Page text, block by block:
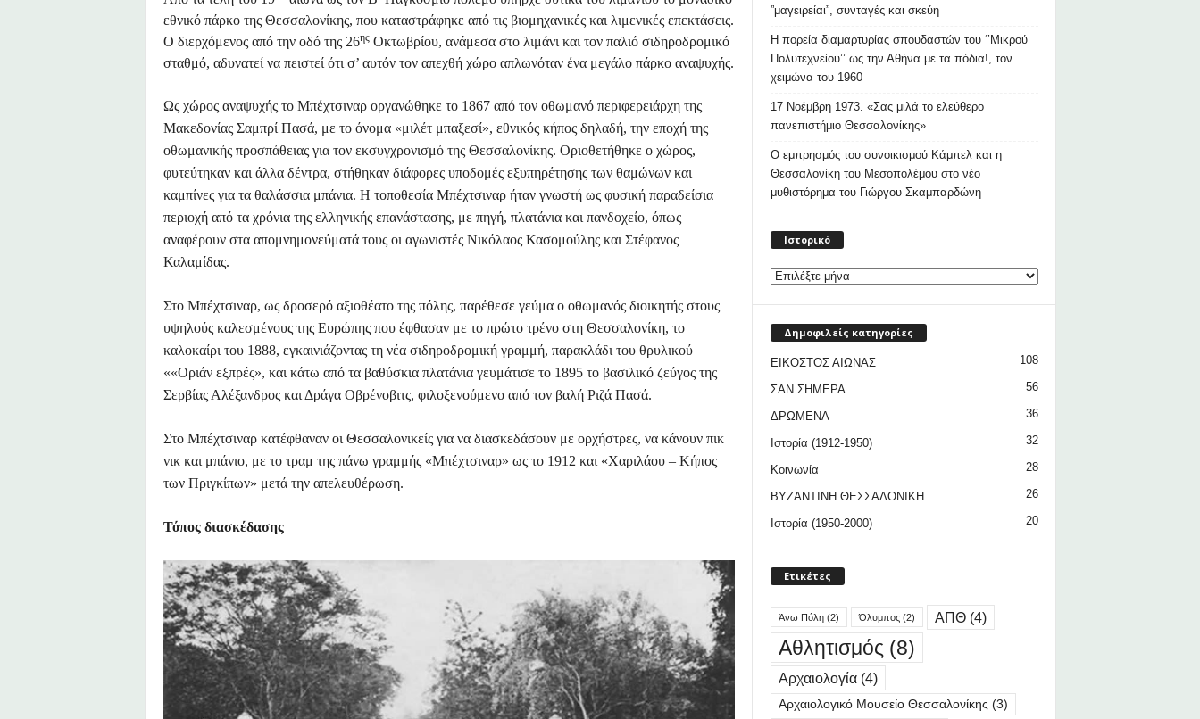
εθνικό πάρκο της Θεσσαλονίκης, που καταστράφηκε από τις βιομηχανικές και λιμενικές επεκτάσεις.
Ο διερχόμενος από την οδό της 26ηςΟκτωβρίου, ανάμεσα στο λιμάνι και τον παλιό σιδηροδρομικό
σταθμό, αδυνατεί να πειστεί ότι σ’ αυτόν τον απεχθή χώρο απλωνόταν ένα μεγάλο πάρκο αναψυχής.
Ως χώρος αναψυχής το Μπέχτσιναρ οργανώθηκε το 1867 από τον οθωμανό περιφερειάρχη της
Μακεδονίας Σαμπρί Πασά, με το όνομα «μιλέτ μπαξεσί», εθνικός κήπος δηλαδή, την εποχή της
οθωμανικής προσπάθειας για τον εκσυγχρονισμό της Θεσσαλονίκης. Οριοθετήθηκε ο χώρος,
φυτεύτηκαν και άλλα δέντρα, στήθηκαν διάφορες υποδομές εξυπηρέτησης των θαμώνων και
καμπίνες για τα θαλάσσια μπάνια. Η τοποθεσία Μπέχτσιναρ ήταν γνωστή ως φυσική παραδείσια
περιοχή από τα χρόνια της ελληνικής επανάστασης, με πηγή, πλατάνια και πανδοχείο, όπως
αναφέρουν στα απομνημονεύματά τους οι αγωνιστές Νικόλαος Κασομούλης και Στέφανος
Καλαμίδας.
Στο Μπέχτσιναρ, ως δροσερό αξιοθέατο της πόλης, παρέθεσε γεύμα ο οθωμανός διοικητής στους
υψηλούς καλεσμένους της Ευρώπης που έφθασαν με το πρώτο τρένο στη Θεσσαλονίκη, το
καλοκαίρι του 1888, εγκαινιάζοντας τη νέα σιδηροδρομική γραμμή, παρακλάδι του θρυλικού
««Οριάν εξπρές», και κάτω από τα βαθύσκια πλατάνια γευμάτισε το 1895 το βασιλικό ζεύγος της
Σερβίας Αλέξανδρος και Δράγα Οβρένοβιτς, φιλοξενούμενο από τον βαλή Ριζά Πασά.
Στο Μπέχτσιναρ κατέφθαναν οι Θεσσαλονικείς για να διασκεδάσουν με ορχήστρες, να κάνουν πικ
νικ και μπάνιο, με το τραμ της πάνω γραμμής «Μπέχτσιναρ» ως το 1912 και «Χαριλάου – Κήπος
των Πριγκίπων» μετά την απελευθέρωση.
Τόπος διασκέδασης
”μαγειρείαι”, συνταγές και σκεύη
Η πορεία διαμαρτυρίας σπουδαστών του ‘’Μικρού
Πολυτεχνείου’’ ως την Αθήνα με τα πόδια!, τον
χειμώνα του 1960
17 Νοέμβρη 1973. «Σας μιλά το ελεύθερο
πανεπιστήμιο Θεσσαλονίκης»
Ο εμπρησμός του συνοικισμού Κάμπελ και η
Θεσσαλονίκη του Μεσοπολέμου στο νέο
μυθιστόρημα του Γιώργου Σκαμπαρδώνη
Ιστορικό
Δημοφιλείς κατηγορίες
ΕΙΚΟΣΤΟΣ ΑΙΩΝΑΣ 108
ΣΑΝ ΣΗΜΕΡΑ 56
ΔΡΩΜΕΝΑ 36
Ιστορία (1912-1950) 32
Κοινωνία 28
ΒΥΖΑΝΤΙΝΗ ΘΕΣΣΑΛΟΝΙΚΗ 26
Ιστορία (1950-2000) 20
Ετικέτες
Άνω Πόλη(2) Όλυμπος(2) ΑΠΘ(4)
Αθλητισμός (8)
Αρχαιολογία(4)
Αρχαιολογικό Μουσείο Θεσσαλονίκης (3)